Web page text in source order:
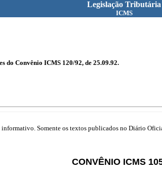
Legislação Tributária
ICMS
do Convênio ICMS 120/92, de 25.09.92.
Somente os textos publicados no Diário
CONVÊNIO ICMS